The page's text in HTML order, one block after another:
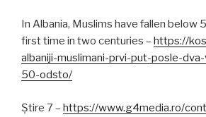
In Albania, Muslims have fallen below
first time in two centuries – https://
albaniji-muslimani-prvi-put-posle-
50-odsto/
Știre 7 – https://www.g4media.ro/